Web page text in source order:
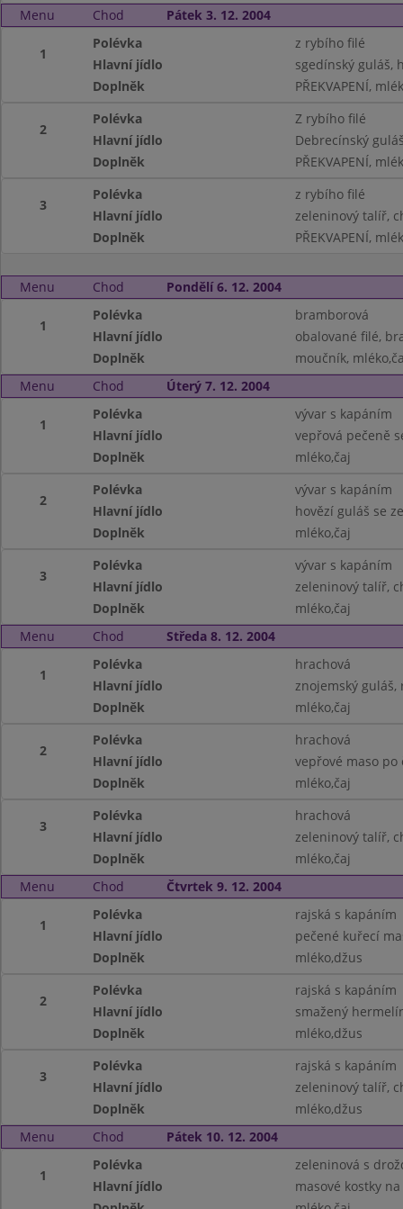
Menu
Chod Pátek 3. 12. 2004
1
Polévka
z rybího filé
Hlavní jídlo
sgedínský guláš,
Doplněk
PŘEKVAPENÍ,
2
Polévka
Z rybího filé
Hlavní jídlo
Debrecínský
Doplněk
PŘEKVAPENÍ,
3
Polévka
z rybího filé
Hlavní jídlo
zeleninový talíř,
Doplněk
PŘEKVAPENÍ,
Menu Chod Pondělí 6. 12. 2004
1
Polévka
bramborová
Hlavní jídlo
obalované filé,
Doplněk
moučník,
Menu
Chod Úterý 7. 12. 2004
1
Polévka
vývar s kapáním
Hlavní jídlo
vepřová pečeně
Doplněk
mléko,čaj
2
Polévka
vývar s kapáním
Hlavní jídlo
hovězí guláš se
Doplněk
mléko,čaj
3
Polévka
vývar s kapáním
Hlavní jídlo
zeleninový talíř,
Doplněk
mléko,čaj
Menu
Chod Středa 8. 12. 2004
1
Polévka
hrachová
Hlavní jídlo
znojemský guláš,
Doplněk
mléko,čaj
2
Polévka
hrachová
Hlavní jídlo
vepřové maso po
Doplněk
mléko,čaj
3
Polévka
hrachová
Hlavní jídlo
zeleninový talíř,
Doplněk
mléko,čaj
Menu
Chod Čtvrtek 9. 12. 2004
1
Polévka
rajská s kapáním
Hlavní jídlo
pečené kuřecí
Doplněk
mléko,džus
2
Polévka
rajská s kapáním
Hlavní jídlo
smažený
Doplněk
mléko,džus
3
Polévka
rajská s kapáním
Hlavní jídlo
zeleninový talíř,
Doplněk
mléko,džus
Menu
Chod Pátek 10. 12. 2004
1
Polévka
zeleninová s
Hlavní jídlo
masové kostky